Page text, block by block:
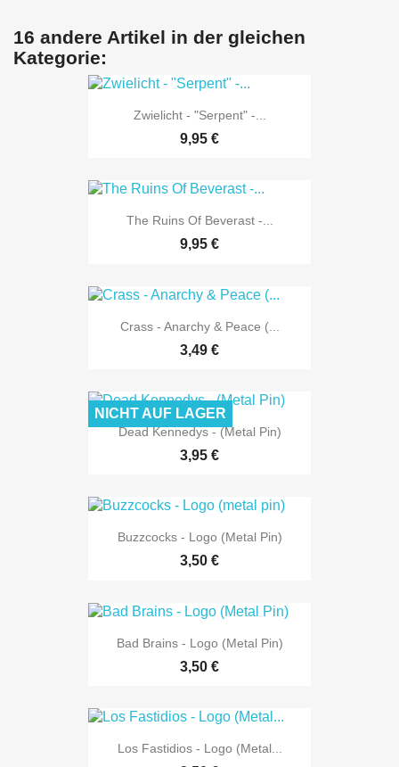
16 andere Artikel in der gleichen
Kategorie:
Zwielicht - "Serpent" -...
9,95 €
The Ruins Of Beverast -...
9,95 €
Crass - Anarchy & Peace (...
3,49 €
Dead Kennedys - (Metal Pin)
3,95 €
NICHT AUF LAGER
Buzzcocks - Logo (metal Pin)
3,50 €
Bad Brains - Logo (Metal Pin)
3,50 €
Los Fastidios - Logo (Metal...